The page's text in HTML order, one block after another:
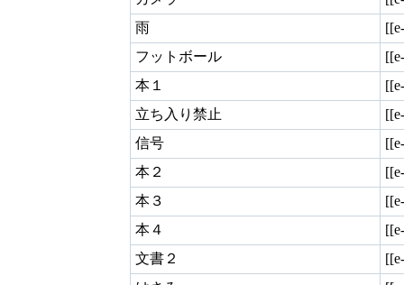
雨
フットボール
本１
立ち入り禁止
信号
本２
本３
本４
文書２